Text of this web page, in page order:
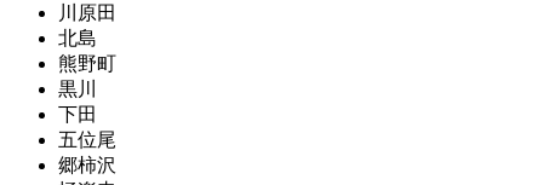
川原田
北島
熊野町
黒川
下田
五位尾
郷柿沢